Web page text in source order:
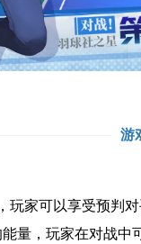
游
家可以享受预判
量，玩家在对战中